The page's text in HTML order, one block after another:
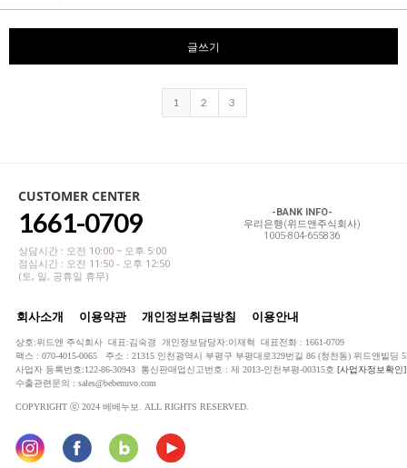
글쓰기
1 2 3
CUSTOMER CENTER
1661-0709
상담시간 : 오전 10:00 ~ 오후 5:00
점심시간 : 오전 11:50 - 오후 12:50
(토, 일, 공휴일 휴무)
-BANK INFO-
우리은행(위드앤주식회사)
1005-804-655836
회사소개 이용약관 개인정보취급방침 이용안내
상호:위드앤 주식회사 대표:김숙경 개인정보담당자:이재혁 대표전화 : 1661-0709
팩스 : 070-4015-0065 주소 : 21315 인천광역시 부평구 부평대로329번길 86 (청천동) 위드앤빌딩
사업자 등록번호:122-86-30943 통신판매업신고번호 : 제 2013-인천부평-00315호 [사업자정보확인]
수출관련문의 : sales@bebenuvo.com
COPYRIGHT ⓒ 2024 베베누보. ALL RIGHTS RESERVED.